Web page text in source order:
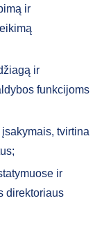
ir
ir
funkcijoms
tvirtina
ir
direktoriaus